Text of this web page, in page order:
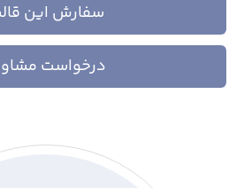
سفارش این
درخواست